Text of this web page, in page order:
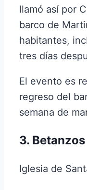
llamó así por
barco de
habitantes,
tres días
El evento es
regreso del
semana de
3. Betanzos
Iglesia de